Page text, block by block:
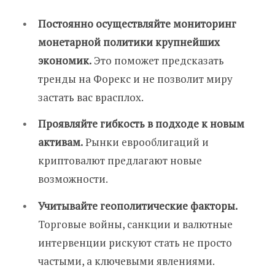
Постоянно осуществляйте мониторинг
монетарной политики крупнейших
экономик. Это поможет предсказать
тренды на Форекс и не позволит миру
застать вас врасплох.
Проявляйте гибкость в подходе к новым
активам.Рынки еврооблигаций и
криптовалют предлагают новые
возможности.
Учитывайте геополитические факторы.
Торговые войны, санкции и валютные
интервенции рискуют стать не просто
частыми, а ключевыми явлениями.